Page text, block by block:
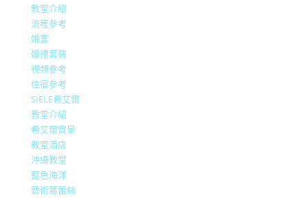
教堂介紹
流程參考
婚宴
婚禮套裝
視頻參考
住宿參考
SIELE希艾爾
教堂介紹
希艾爾實景
敎堂酒店
沖繩教堂
藍色海洋
藝術葛蕾絲